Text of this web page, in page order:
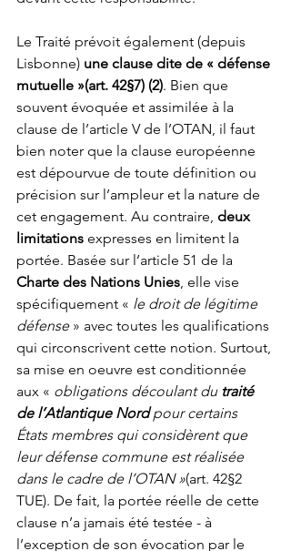
Le Traité prévoit également (depuis
Lisbonne) une clause dite de « défense
mutuelle »(art. 42§7) (2). Bien que
souvent évoquée et assimilée à la
clause de l’article V de l’OTAN, il faut
bien noter que la clause européenne
est dépourvue de toute définition ou
précision sur l’ampleur et la nature de
cet engagement. Au contraire, deux
limitations expresses en limitent la
portée. Basée sur l’article 51 de la
Charte des Nations Unies, elle vise
spécifiquement « le droit de légitime
défense » avec toutes les qualifications
qui circonscrivent cette notion. Surtout,
sa mise en oeuvre est conditionnée
aux « obligations découlant du traité
de l’Atlantique Nord pour certains
États membres qui considèrent que
leur défense commune est réalisée
dans le cadre de l’OTAN »(art. 42§2
TUE). De fait, la portée réelle de cette
clause n’a jamais été testée - à
l’exception de son évocation par le